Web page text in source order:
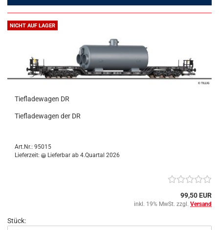
NICHT AUF LAGER
Tiefladewagen DR
Tiefladewagen der DR
Art.Nr.: 95015
Lieferzeit:
Lieferbar ab 4.Quartal 2026
99,50 EUR
inkl. 19% MwSt. zzgl. Versand
Stück: